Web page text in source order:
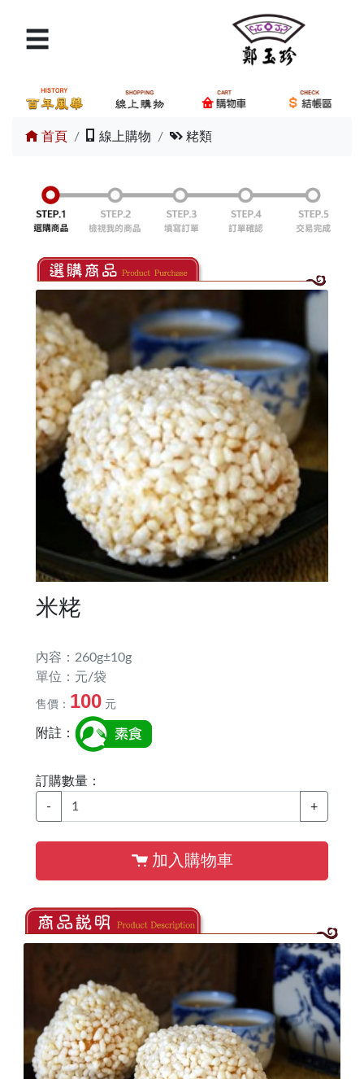
×
購物車
我要結帳
訂單查詢
☰
首頁 線上購物 粩類
米粩
內容：260g±10g
單位：元/袋
售價： 100 元
附註：
訂購數量：
-
+
加入購物車